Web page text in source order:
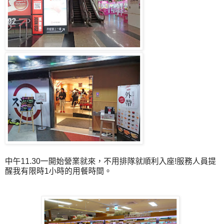
中午11.30一開始營業就來，不用排隊就順利入座!服務人員提
醒我有限時1小時的用餐時間。